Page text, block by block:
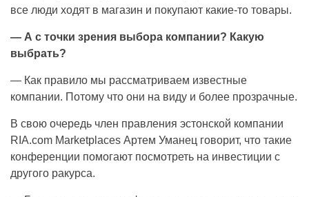
все люди ходят в магазин и покупают какие-то товары.
— А с точки зрения выбора компании? Какую
выбрать?
— Как правило мы рассматриваем известные
компании. Потому что они на виду и более прозрачные.
В свою очередь член правления эстонской компании
RIA.com Marketplaces Артем Уманец говорит, что такие
конференции помогают посмотреть на инвестиции с
другого ракурса.